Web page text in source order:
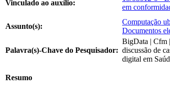
Vinculado ao auxílio:
em
Assunto(s):
Computação
Documentos
Palavra(s)-Chave do Pesquisador:
BigData | Cfm
discussão de
digital em
Resumo